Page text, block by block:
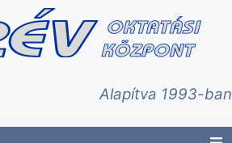
Alapítva 1993-ban